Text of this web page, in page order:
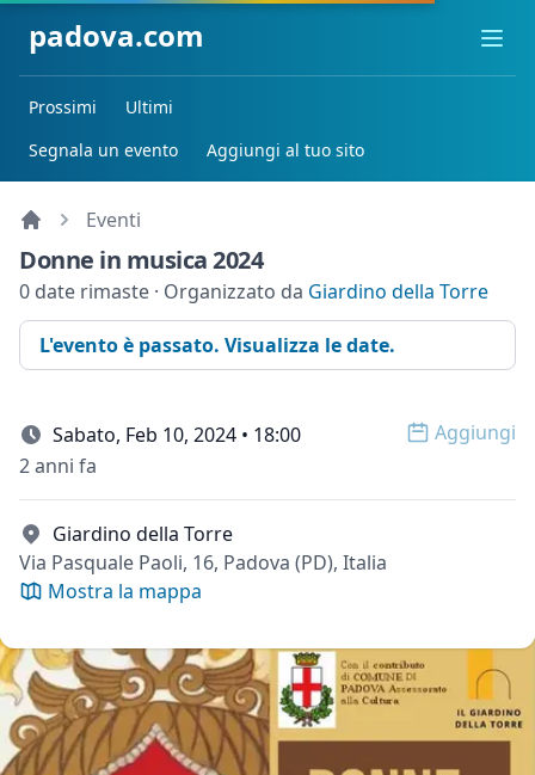
padova.com
Prossimi
Ultimi
Segnala un evento
Aggiungi al tuo sito
Eventi
Donne in musica 2024
0 date rimaste · Organizzato da Giardino della Torre
L'evento è passato. Visualizza le date.
Sabato, Feb 10, 2024 • 18:00 Open
Aggiungi
2 anni fa
Giardino della Torre
Via Pasquale Paoli, 16, Padova (PD), Italia
Mostra la mappa